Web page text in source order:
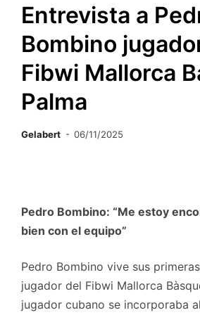
Entrevista a
Bombino
Fibwi Mallorca
Palma
Gelabert 06/11/2025
Pedro Bombino: “Me estoy
bien con el equipo”
Pedro Bombino vive sus
jugador del Fibwi Mallorca
jugador cubano se incorporaba